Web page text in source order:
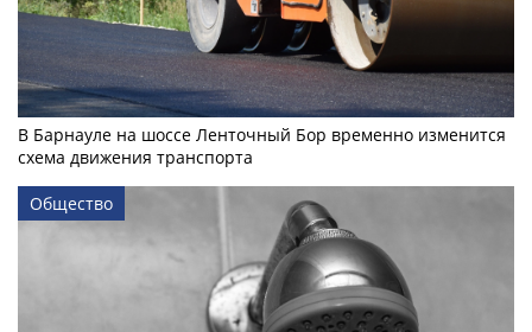
В Барнауле на шоссе Ленточный Бор временно изменится
схема движения транспорта
Общество